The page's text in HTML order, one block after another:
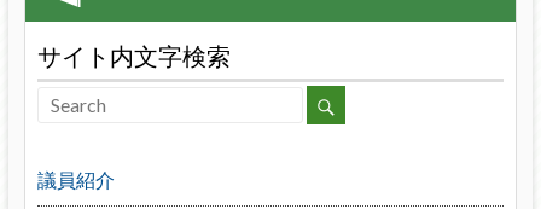
サイト内文字検索
議員紹介